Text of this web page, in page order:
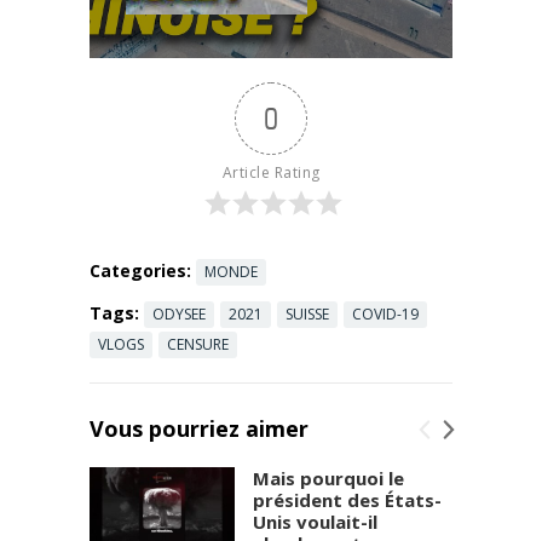
Soutenez
NTD :
https://bit.ly/
#Chine
#TempêteDe
servir à un
0
Article Rating
Categories: MONDE
Tags: ODYSEE 2021 SUISSE
COVID-19
VLOGS
CENSURE
Vous pourriez aimer
Mais pourquoi le
président des États-
Unis voulait-il